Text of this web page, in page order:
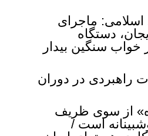
ماجرای
دستگاه
خواب سنگین بیدار
راهبردی در دوران
از سوی ظریف
است /